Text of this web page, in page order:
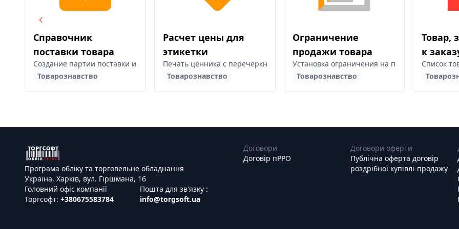
Справочник
поставки товара
Создание партии поставки и привязка к ним приходных накладных. Анализ прибыльности накладной не только по
Товарознавство
Расчет цены для
этикетки
Печать ценника с перечеркнутой ценой, без изменения информации о товаре в
Товарознавство
Ограничение
продажи товара
Установка ограничения на продажу
Товарознавство
Товар,
к
Список
Програма обліку та торговельне обладнання
Україна, Харків, вул. Гіршмана, 16
Головний офіс компанії
Торгсофт: +380675583784
Пошта для зв'язку :
info@torgsoft.ua
Договори
Договір пРРО
Договори оферти
Публічна оферта договір
роздрібної купівлі-продажу